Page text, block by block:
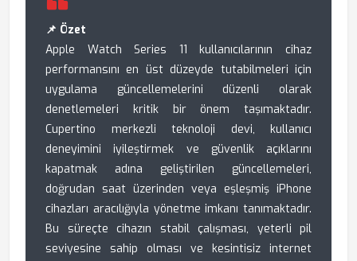
📌 Özet
Apple Watch Series 11 kullanıcılarının cihaz
performansını en üst düzeyde tutabilmeleri için
uygulama güncellemelerini düzenli olarak
denetlemeleri kritik bir önem taşımaktadır.
Cupertino merkezli teknoloji devi, kullanıcı
deneyimini iyileştirmek ve güvenlik açıklarını
kapatmak adına geliştirilen güncellemeleri,
doğrudan saat üzerinden veya eşleşmiş iPhone
cihazları aracılığıyla yönetme imkanı tanımaktadır.
Bu süreçte cihazın stabil çalışması, yeterli pil
seviyesine sahip olması ve kesintisiz internet